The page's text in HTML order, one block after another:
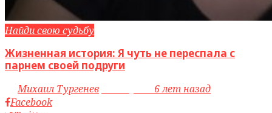
Найди свою судьбу
Жизненная история: Я чуть не переспала с
парнем своей подруги
byМихаил Тургенев
6 лет назад
Facebook